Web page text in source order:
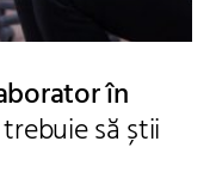
în
să știi